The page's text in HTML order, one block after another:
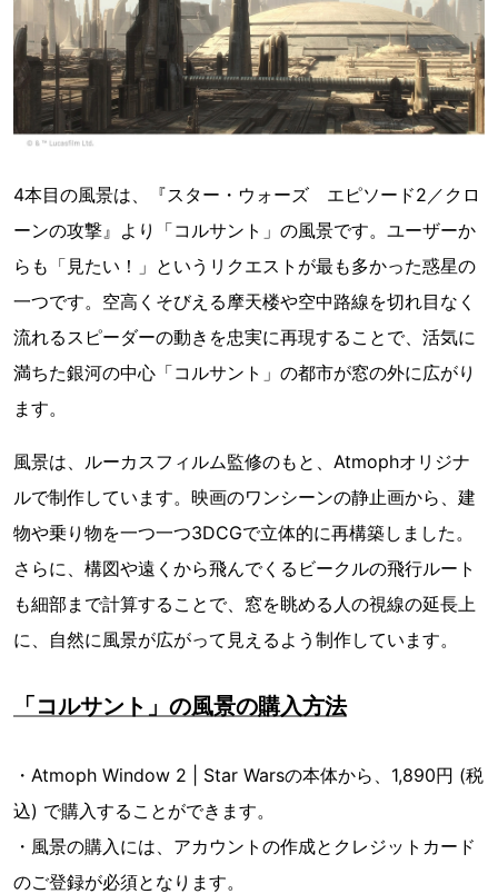
4本目の風景は、『スター・ウォーズ エピソード2／クロ
ーンの攻撃』より「コルサント」の風景です。ユーザーか
らも「見たい！」というリクエストが最も多かった惑星の
一つです。空高くそびえる摩天楼や空中路線を切れ目なく
流れるスピーダーの動きを忠実に再現することで、活気に
満ちた銀河の中心「コルサント」の都市が窓の外に広がり
ます。
風景は、ルーカスフィルム監修のもと、Atmophオリジナ
ルで制作しています。映画のワンシーンの静止画から、建
物や乗り物を一つ一つ3DCGで立体的に再構築しました。
さらに、構図や遠くから飛んでくるビークルの飛行ルート
も細部まで計算することで、窓を眺める人の視線の延長上
に、自然に風景が広がって見えるよう制作しています。
「コルサント」の風景の購入方法
・Atmoph Window 2 | Star Warsの本体から、1,890円 (税
込) で購入することができます。
・風景の購入には、アカウントの作成とクレジットカード
のご登録が必須となります。